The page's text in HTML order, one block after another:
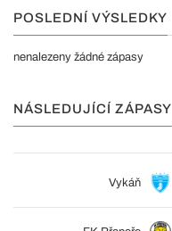
POSLEDNÍ VÝSLEDKY
nenalezeny žádné zápasy
NÁSLEDUJÍCÍ ZÁPASY
Vykáň